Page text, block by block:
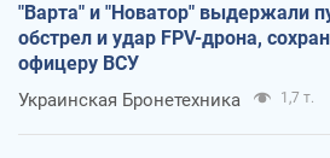
"Варта" и "Новатор" выдержали
обстрел и удар FPV-дрона,
офицеру ВСУ
Украинская Бронетехника 1,7 т.